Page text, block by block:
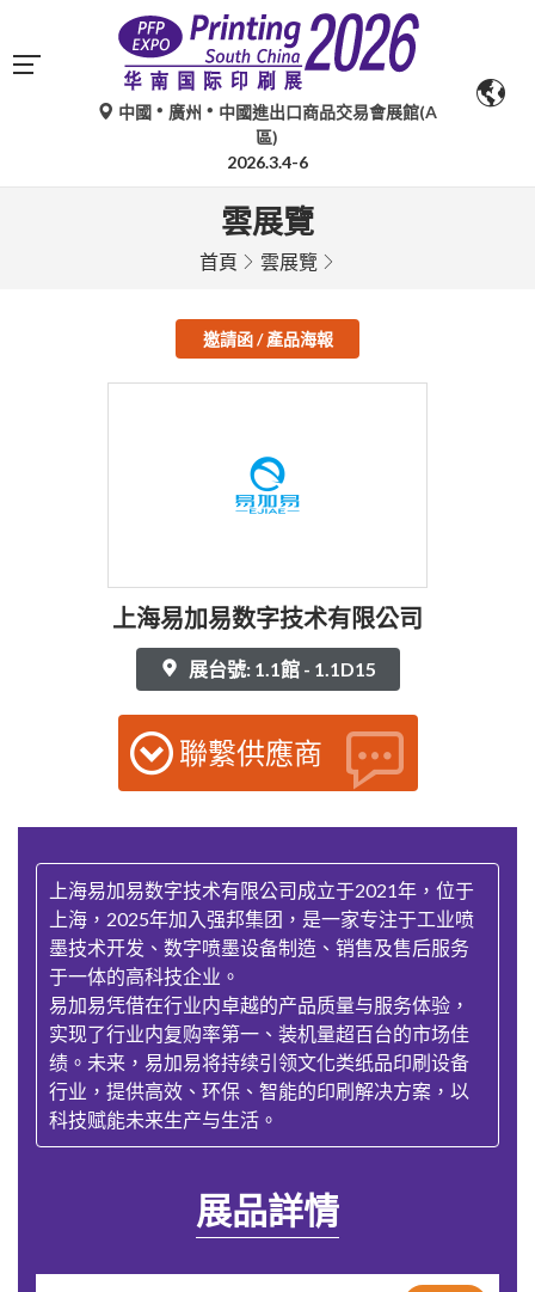
中國 廣州
中國進出口商品交易會展館(A
區)
2026.3.4-6
雲展覽
首頁 雲展覽
邀請函 / 產品海報
上海易加易数字技术有限公司
展台號: 1.1館 - 1.1D15
聯繫供應商
上海易加易数字技术有限公司成立于2021年，位于
上海，2025年加入强邦集团，是一家专注于工业喷
墨技术开发、数字喷墨设备制造、销售及售后服务
于一体的高科技企业。
易加易凭借在行业内卓越的产品质量与服务体验，
实现了行业内复购率第一、装机量超百台的市场佳
绩。未来，易加易将持续引领文化类纸品印刷设备
行业，提供高效、环保、智能的印刷解决方案，以
科技赋能未来生产与生活。
展品詳情